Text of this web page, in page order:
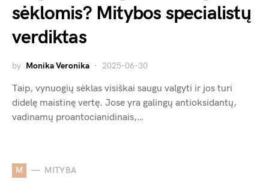
sėklomis? Mitybos specialistų
verdiktas
by Monika Veronika 2025-06-30
Taip, vynuogių sėklas visiškai saugu valgyti ir jos turi
didelę maistinę vertę. Jose yra galingų antioksidantų,
vadinamų proantocianidinais,…
M MITYBA